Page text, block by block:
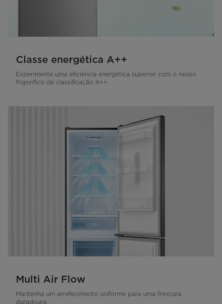
Classe energética A++
Experimente uma eficiência energética superior com o nosso
frigorífico de classificação A++.
Multi Air Flow
Mantenha um arrefecimento uniforme para uma frescura
duradoura.